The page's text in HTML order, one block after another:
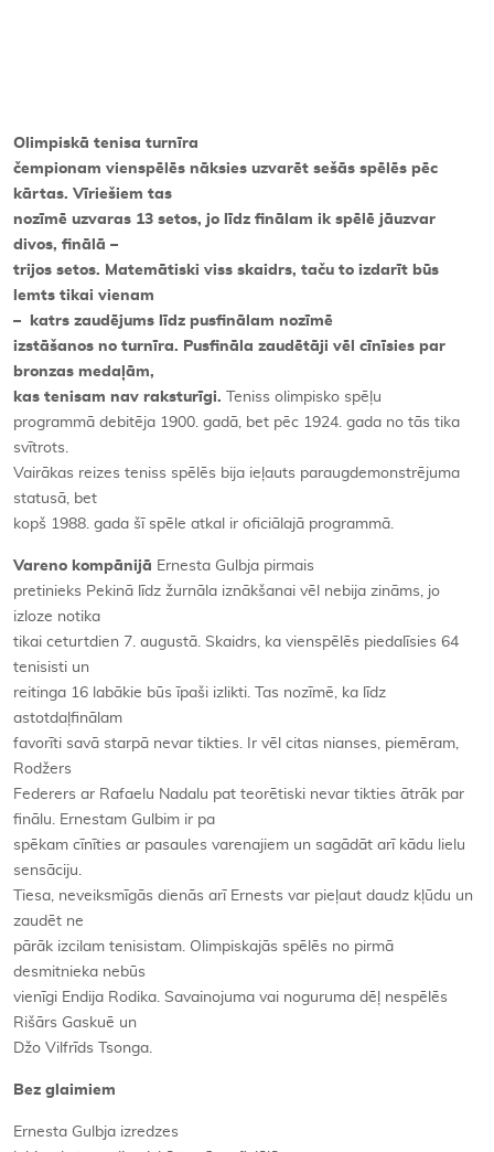
Olimpiskā tenisa turnīra
čempionam vienspēlēs nāksies uzvarēt sešās spēlēs pēc
kārtas. Vīriešiem tas
nozīmē uzvaras 13 setos, jo līdz finālam ik spēlē jāuzvar
divos, finālā –
trijos setos. Matemātiski viss skaidrs, taču to izdarīt būs
lemts tikai vienam
– katrs zaudējums līdz pusfinālam nozīmē
izstāšanos no turnīra. Pusfināla zaudētāji vēl cīnīsies par
bronzas medaļām,
kas tenisam nav raksturīgi. Teniss olimpisko spēļu
programmā debitēja 1900. gadā, bet pēc 1924. gada no tās tika
svītrots.
Vairākas reizes teniss spēlēs bija ieļauts paraugdemonstrējuma
statusā, bet
kopš 1988. gada šī spēle atkal ir oficiālajā programmā.
Vareno kompānijā Ernesta Gulbja pirmais
pretinieks Pekinā līdz žurnāla iznākšanai vēl nebija zināms, jo
izloze notika
tikai ceturtdien 7. augustā. Skaidrs, ka vienspēlēs piedalīsies 64
tenisisti un
reitinga 16 labākie būs īpaši izlikti. Tas nozīmē, ka līdz
astotdaļfinālam
favorīti savā starpā nevar tikties. Ir vēl citas nianses, piemēram,
Rodžers
Federers ar Rafaelu Nadalu pat teorētiski nevar tikties ātrāk par
finālu. Ernestam Gulbim ir pa
spēkam cīnīties ar pasaules varenajiem un sagādāt arī kādu lielu
sensāciju.
Tiesa, neveiksmīgās dienās arī Ernests var pieļaut daudz kļūdu un
zaudēt ne
pārāk izcilam tenisistam. Olimpiskajās spēlēs no pirmā
desmitnieka nebūs
vienīgi Endija Rodika. Savainojuma vai noguruma dēļ nespēlēs
Rišārs Gaskuē un
Džo Vilfrīds Tsonga.
Bez glaimiem
Ernesta Gulbja izredzes